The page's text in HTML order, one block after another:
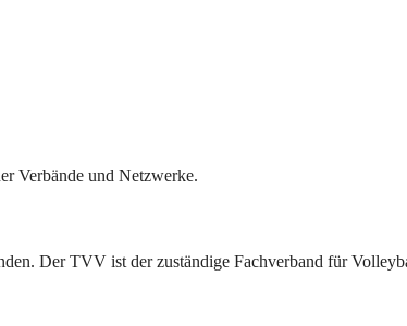
Verbände und Netzwerke.
Der TVV ist der zuständige Fachverband für